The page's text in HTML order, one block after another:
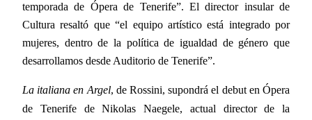
temporada de Ópera de Tenerife”. El director insular de
Culturaresaltó que “el equipo artístico está integrado por
mujeres, dentro de la política de igualdad de género que
desarrollamos desde Auditorio de Tenerife”.
La italiana en Argel, deRossini, supondrá el debut en Ópera
de Tenerife de Nikolas Naegele, actual director de la